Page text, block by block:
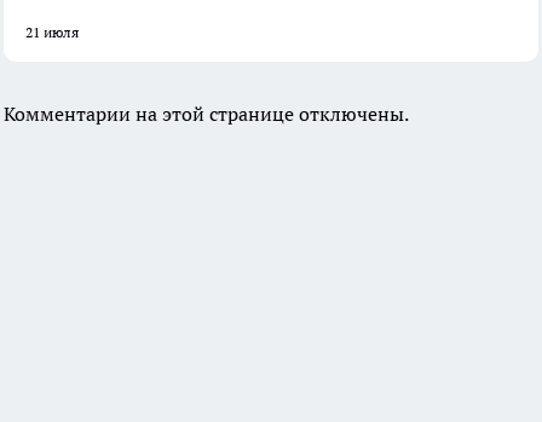
21 июля
Комментарии на этой странице отключены.